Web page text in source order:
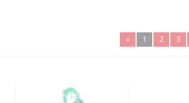
« 1 2 3